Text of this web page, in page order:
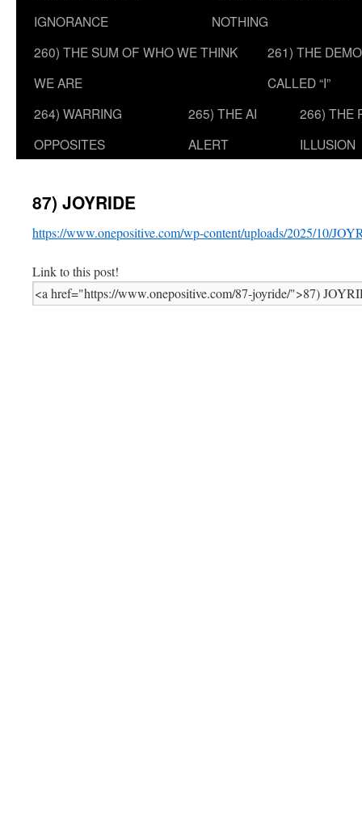
IGNORANCE
NOTHING
260) THE SUM OF WHO WE THINK
WE ARE
261) THE
CALLED “I”
264) WARRING
OPPOSITES
265) THE AI
ALERT
266) THE
ILLUSION
87) JOYRIDE
https://www.onepositive.com/wp-content/uploads/2025/10/
Link to this post!